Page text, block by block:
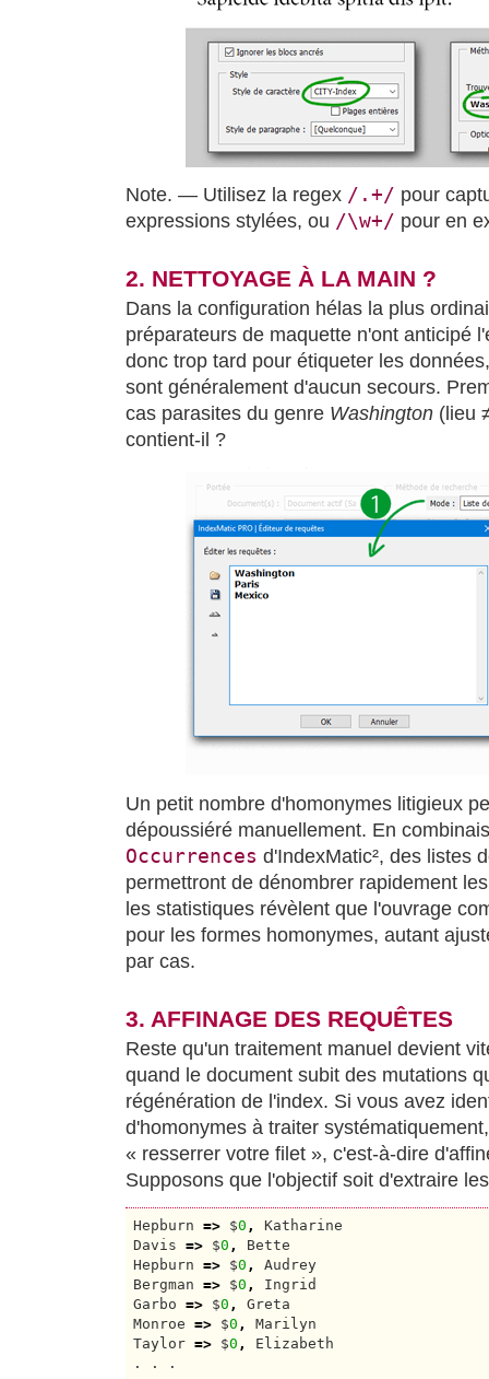
Note. — Utilisez la regex /.+/ pour
expressions stylées, ou /\w+/ pour en
2. NETTOYAGE À LA MAIN ?
Dans la configuration hélas la plus
préparateurs de maquette n'ont anticipé
donc trop tard pour étiqueter les
sont généralement d'aucun secours.
cas parasites du genre Washington (lieu
contient-il ?
Un petit nombre d'homonymes litigieux
dépoussiéré manuellement. En
Occurrences d'IndexMatic², des listes
permettront de dénombrer rapidement
les statistiques révèlent que l'ouvrage
pour les formes homonymes, autant
par cas.
3. AFFINAGE DES REQUÊTES
Reste qu'un traitement manuel devient
quand le document subit des mutations
régénération de l'index. Si vous avez
d'homonymes à traiter
« resserrer votre filet », c'est-à-dire
Supposons que l'objectif soit d'extraire
Hepburn => $0 ,
Katharine
Davis => $0 ,
Bette
Hepburn => $0 ,
Audrey
Bergman => $0 ,
Ingrid
Garbo => $0 ,
Greta
Monroe => $0 ,
Marilyn
Taylor => $0 ,
Elizabeth
. . .